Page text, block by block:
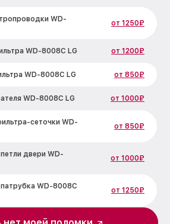
WD-
от 1250₽
WD-8008C LG от 1200₽
WD-8008C LG от 850₽
WD-8008C LG от 1000₽
сеточки WD-
от 850₽
двери WD-
от 1000₽
WD-8008C
от 1250₽
сушки WD-